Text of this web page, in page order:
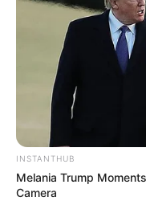
Tua Casa
INSTANTHUB
Melania Trump
Camera